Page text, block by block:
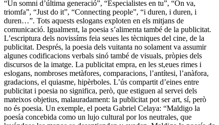
“Un somni d’última generació”, “Especialistes en tu”, “On va,
triomfa”, “Just do it”, “Connecting people”, “i duren, i duren, i
duren…”. Tots aquests eslogans exploten en els mitjans de
comunicació. Igualment, la poesia s’alimenta també de la publicitat.
L’escriptura dels novissíms feia seues les tècniques del cine, de la
publicitat. Després, la poesia dels vuitanta no solament va assumir
algunes codificacions verbals sinó també de visuals, pròpies dels
discursos de la imatge. La publicitat empra, en les st,eues rimes i
eslogans, nombroses metàfores, comparacions, l’antítesi, l’anàfora,
gradacions, el quiasme, hipèrboles. L’ús compartit d’eines entre
publicitat i poesia no significa, però, que estiguen al servei dels
mateixos objetius, malauradament: la publicitat pot ser art, sí, però
no és poesia. Un exemple, el poeta Gabriel Celaya: “Maldigo la
poesía concebida como un lujo cultural por los neutrales, que